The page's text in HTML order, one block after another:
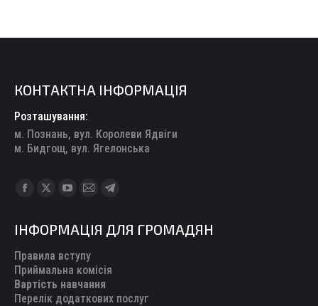
КОНТАКТНА ІНФОРМАЦІЯ
Розташування:
м. Познань, вул. Королеви Ядвіги
м. Бидгощ, вул. Ягелонська
Find us on:
Facebook
opens
in
new
window
X
opens
in
new
window
YouTube
opens
in
new
window
Mail
opens
in
new
window
Telegram
opens
new
ІНФОРМАЦІЯ ДЛЯ ГРОМАДЯН
Правила вступу
Приймальна комісія
Вартість навчання
Перелік додаткових послуг